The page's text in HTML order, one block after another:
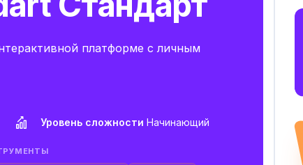
платформе с личным
Уровень сложности Начинающий